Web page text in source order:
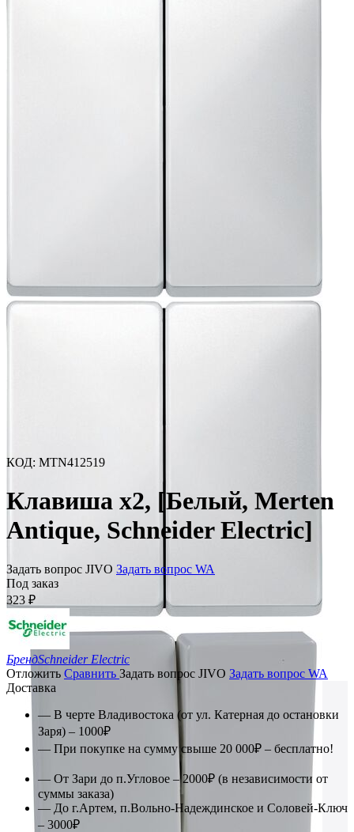
КОД: MTN412519
Клавиша х2, [Белый, Merten
Antique, Schneider Electric]
Задать вопрос JIVO Задать вопрос WA
Под заказ
323 ₽
БрендSchneider Electric
Отложить Сравнить Задать вопрос JIVO Задать вопрос WA
Доставка
— В черте Владивостока (от ул. Катерная до остановки
Заря) – 1000₽
— При покупке на сумму свыше 20 000₽ – бесплатно!
— От Зари до п.Угловое – 2000₽ (в независимости от
суммы заказа)
— До г.Артем, п.Вольно-Надеждинское и Соловей-Ключ
– 3000₽